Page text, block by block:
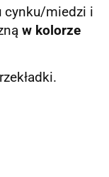
cynku/miedzi i
w kolorze